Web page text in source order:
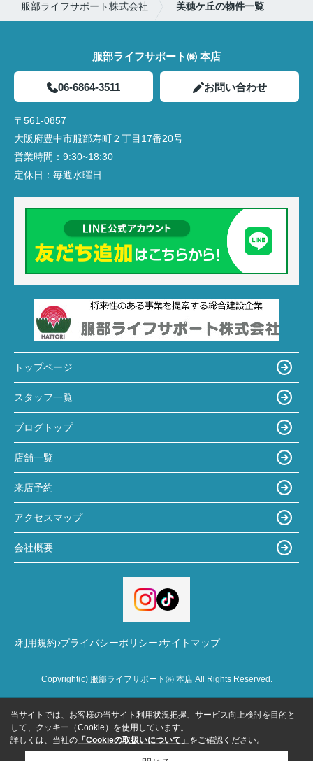
服部ライフサポート株式会社 美穂ケ丘の物件一覧
服部ライフサポート㈱ 本店
06-6864-3511 お問い合わせ
〒561-0857
大阪府豊中市服部寿町２丁目17番20号
営業時間： 9:30~18:30
定休日： 毎週水曜日
トップページ
スタッフ一覧
ブログトップ
店舗一覧
来店予約
アクセスマップ
会社概要
利用規約 プライバシーポリシー サイトマップ
Copyright(c) 服部ライフサポート㈱ 本店 All Rights Reserved.
当サイトでは、お客様の当サイト利用状況把握、サービス向上検討を目的と
して、クッキー（Cookie）を使用しています。
詳しくは、当社の 「Cookieの取扱いについて」 をご確認ください。